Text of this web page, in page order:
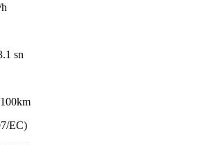
sn
EC)